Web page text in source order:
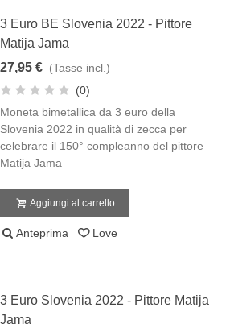
3 Euro BE Slovenia 2022 - Pittore
Matija Jama
27,95 € (Tasse incl.)
(0)
Moneta bimetallica da 3 euro della
Slovenia 2022 in qualità di zecca per
celebrare il 150° compleanno del pittore
Matija Jama
Aggiungi al carrello
Anteprima Love
3 Euro Slovenia 2022 - Pittore Matija
Jama